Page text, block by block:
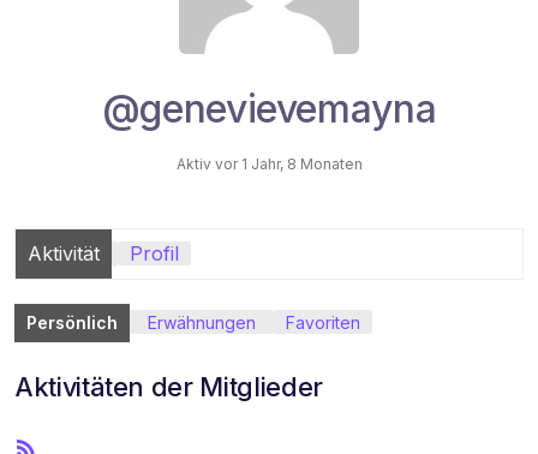
@genevievemayna
Aktiv vor 1 Jahr, 8 Monaten
Aktivität Profil
Persönlich Erwähnungen Favoriten
Aktivitäten der Mitglieder